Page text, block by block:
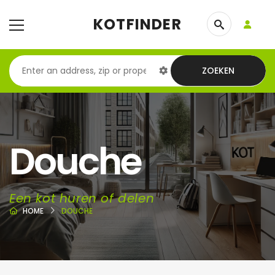
KOTFINDER
ZOEKEN
Douche
Een kot huren of delen
HOME DOUCHE